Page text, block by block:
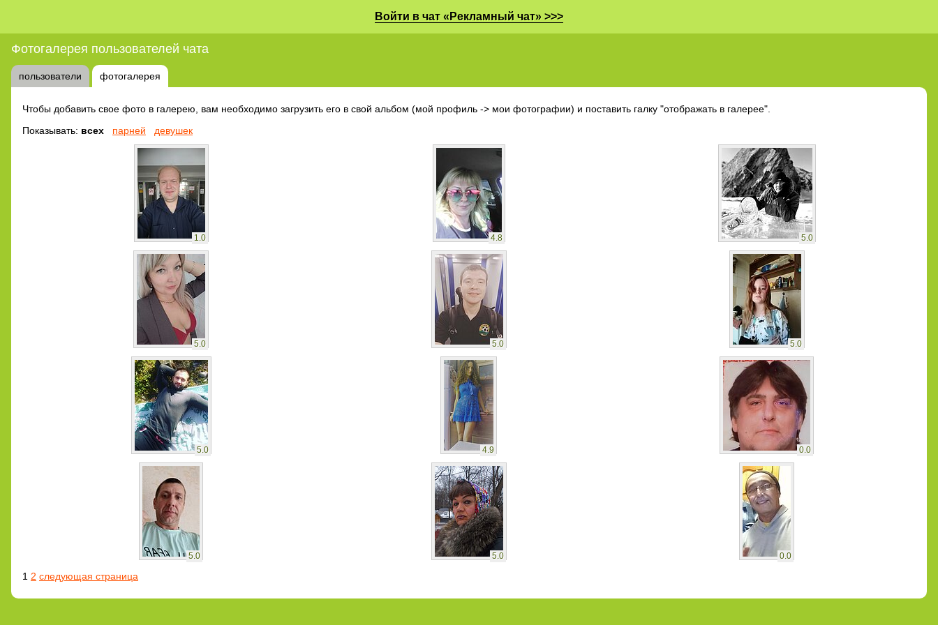
Войти в чат «Рекламный чат» >>>
Фотогалерея пользователей чата
пользователи фотогалерея
Чтобы добавить свое фото в галерею, вам необходимо загрузить его в свой альбом (мой профиль -> мои фотографии) и поставить галку "отображать в галерее".
Показывать: всех парней девушек
1.0 4.8 5.0
5.0 5.0 5.0
5.0 4.9 0.0
5.0 5.0 0.0
1 2 следующая страница